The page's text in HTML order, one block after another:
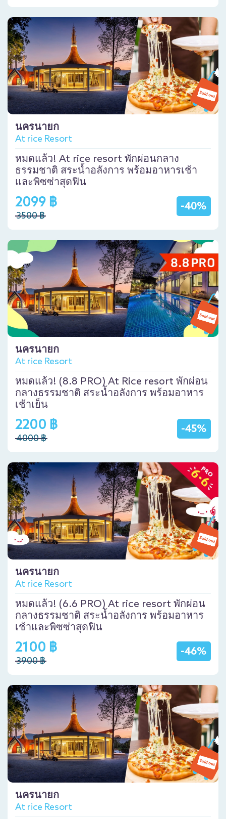
นครนายก
At rice Resort
หมดแล้ว! At rice resort พักผ่อนกลาง
ธรรมชาติ สระน้ำอลังการ พร้อมอาหารเช้า
และพิซซ่าสุดฟิน
-40%
2099 ฿
3500 ฿
นครนายก
At rice Resort
หมดแล้ว! (8.8 PRO) At Rice resort พักผ่อน
กลางธรรมชาติ สระน้ำอลังการ พร้อมอาหาร
เช้าเย็น
-45%
2200 ฿
4000 ฿
นครนายก
At rice Resort
หมดแล้ว! (6.6 PRO) At rice resort พักผ่อน
กลางธรรมชาติ สระน้ำอลังการ พร้อมอาหาร
เช้าและพิซซ่าสุดฟิน
-46%
2100 ฿
3900 ฿
นครนายก
At rice Resort